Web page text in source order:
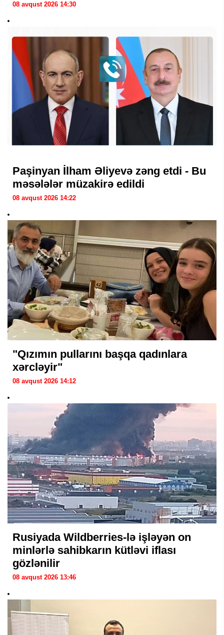
08 avqust 2026 14:30
Paşinyan İlham Əliyevə zəng etdi - Bu
məsələlər müzakirə edildi
08 avqust 2026 14:22
"Qızımın pullarını başqa qadınlara
xərcləyir"
08 avqust 2026 14:12
Rusiyada Wildberries-lə işləyən on
minlərlə sahibkarın kütləvi iflası
gözlənilir
08 avqust 2026 13:46